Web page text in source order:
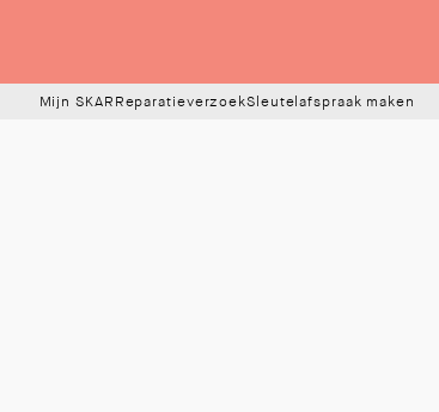
Mijn SKAR ReparatieverzoekSleutelafspraak maken